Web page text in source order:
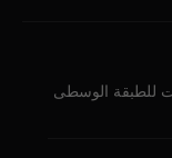
للطبقة الوسطى